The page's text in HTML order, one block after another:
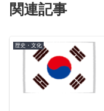
関連記事
歴史・文化